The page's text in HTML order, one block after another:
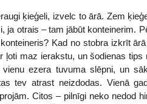
ķieģeli, izvelc to ārā. Zem
ja otrais – tam jābūt konteinerim.
Kad no stobra izkrīt
ļoti maz ierakstu, un šodienas tips
ezera tuvuma slēpni, un
tev atrast neizdodas. Vienā
Citos – pilnīgi neko nedod